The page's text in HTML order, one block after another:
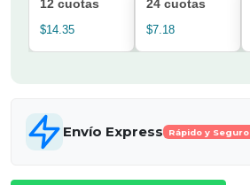
12 cuotas
$14.35
24 cuotas
$7.18
Envío Express Rápido y Seguro